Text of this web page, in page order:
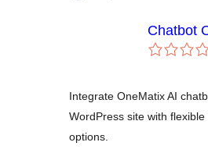
Chatbot
Integrate OneMatix AI
WordPress site with flexible
options.